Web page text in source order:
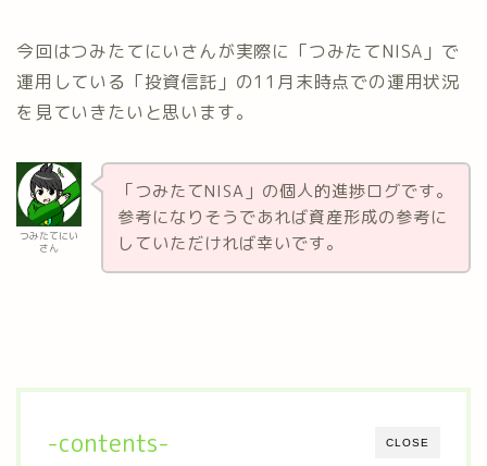
今回はつみたてにいさんが実際に「つみたてNISA」で
運用している「投資信託」の11月末時点での運用状況
を見ていきたいと思います。
つみたてにい
さん
「つみたてNISA」の個人的進捗ログです。
参考になりそうであれば資産形成の参考に
していただければ幸いです。
CLOSE
-contents-